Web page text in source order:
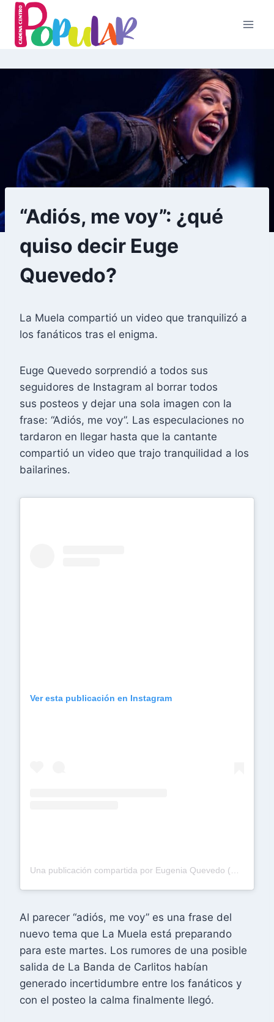
Skip
content
“Adiós, me voy”: ¿qué
quiso decir Euge
Quevedo?
La Muela compartió un video que tranquilizó a
los fanáticos tras el enigma.
Euge Quevedo sorprendió a todos sus
seguidores de Instagram al borrar todos
sus posteos y dejar una sola imagen con la
frase: “Adiós, me voy”. Las especulaciones no
tardaron en llegar hasta que la cantante
compartió un video que trajo tranquilidad a los
bailarines.
Ver esta publicación en Instagram
Al parecer “adiós, me voy” es una frase del
nuevo tema que La Muela está preparando
para este martes. Los rumores de una posible
salida de La Banda de Carlitos habían
generado incertidumbre entre los fanáticos y
con el posteo la calma finalmente llegó.